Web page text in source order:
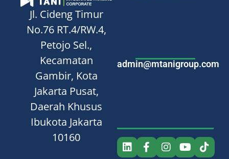
Jl. Cideng Timur
No.76 RT.4/RW.4,
Petojo Sel.,
Kecamatan
Gambir, Kota
Jakarta Pusat,
Daerah Khusus
Ibukota Jakarta
10160
admin@mtanigroup.com